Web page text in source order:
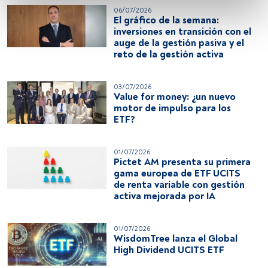
Utilizar datos de localización geográfica precisa. Analizar
activamente las características del dispositivo para su
identificación. Almacenar la información en un dispositivo
Lista de asociados (proveedores)
06/07/2026
El gráfico de la semana:
inversiones en transición con el
auge de la gestión pasiva y el
reto de la gestión activa
03/07/2026
Value for money: ¿un nuevo
motor de impulso para los
ETF?
01/07/2026
Pictet AM presenta su primera
gama europea de ETF UCITS
de renta variable con gestión
activa mejorada por IA
01/07/2026
WisdomTree lanza el Global
High Dividend UCITS ETF